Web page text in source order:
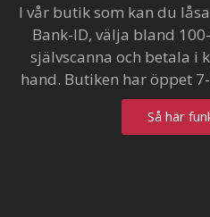
I vår butik som kan du
Bank-ID, välja bland
självscanna och betala i
hand. Butiken har öppet
Så här